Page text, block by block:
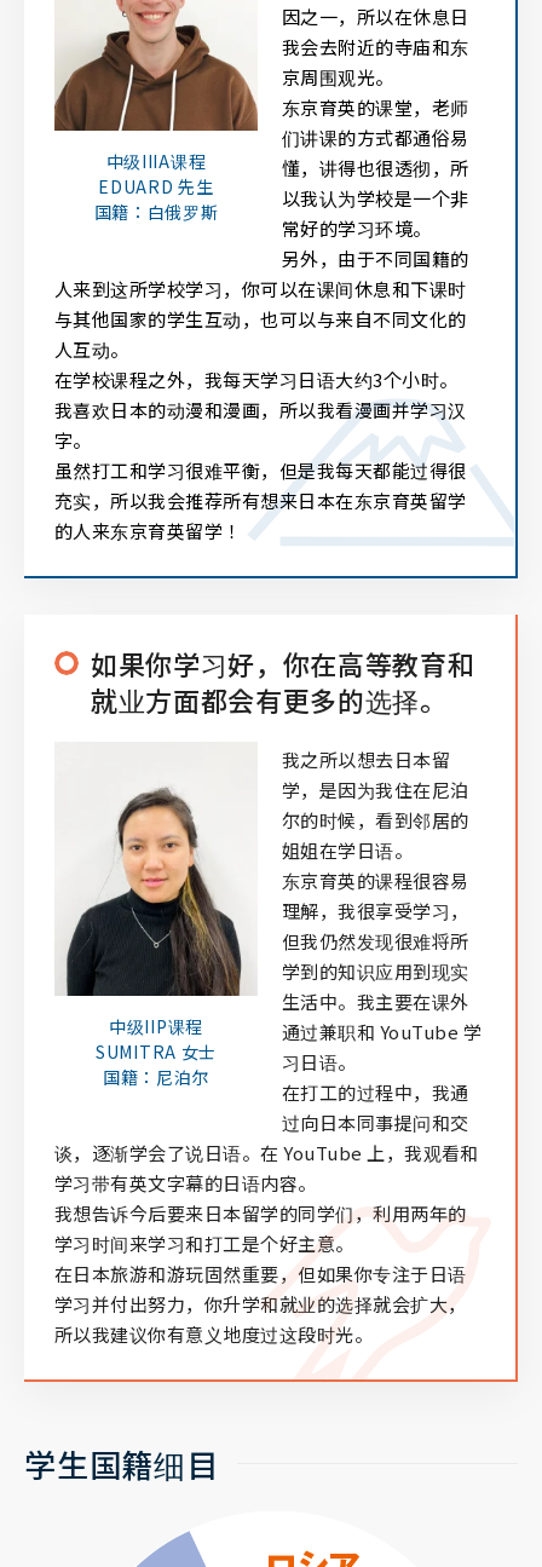
中级IIIA课程
EDUARD 先生
国籍：白俄罗斯
因之一，所以在休息日
我会去附近的寺庙和东
京周围观光。
东京育英的课堂，老师
们讲课的方式都通俗易
懂，讲得也很透彻，所
以我认为学校是一个非
常好的学习环境。
另外，由于不同国籍的
人来到这所学校学习，你可以在课间休息和下课时
与其他国家的学生互动，也可以与来自不同文化的
人互动。
在学校课程之外，我每天学习日语大约3个小时。
我喜欢日本的动漫和漫画，所以我看漫画并学习汉
字。
虽然打工和学习很难平衡，但是我每天都能过得很
充实，所以我会推荐所有想来日本在东京育英留学
的人来东京育英留学！
如果你学习好，你在高等教育和
就业方面都会有更多的选择。
中级IIP课程
SUMITRA 女士
国籍：尼泊尔
我之所以想去日本留
学，是因为我住在尼泊
尔的时候，看到邻居的
姐姐在学日语。
东京育英的课程很容易
理解，我很享受学习，
但我仍然发现很难将所
学到的知识应用到现实
生活中。我主要在课外
通过兼职和 YouTube 学
习日语。
在打工的过程中，我通
过向日本同事提问和交
谈，逐渐学会了说日语。在 YouTube 上，我观看和
学习带有英文字幕的日语内容。
我想告诉今后要来日本留学的同学们，利用两年的
学习时间来学习和打工是个好主意。
在日本旅游和游玩固然重要，但如果你专注于日语
学习并付出努力，你升学和就业的选择就会扩大，
所以我建议你有意义地度过这段时光。
学生国籍细目